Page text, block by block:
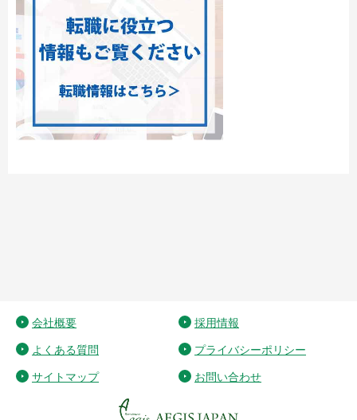
会社概要 採用情報
よくある質問 プライバシーポリシー
サイトマップ お問い合わせ